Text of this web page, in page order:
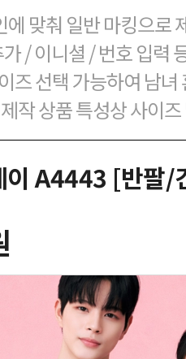
에 맞춰 일반 마킹으로
/ 이니셜 / 번호 입력
즈 선택 가능하여 남
작 상품 특성상 사이
이 A4443 [반팔/